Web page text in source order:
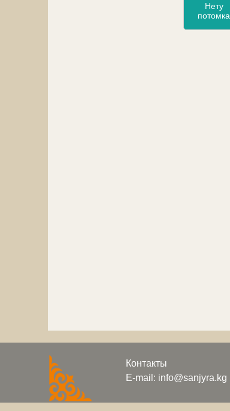
Нету
потомка
Контакты
E-mail: info@sanjyra.kg